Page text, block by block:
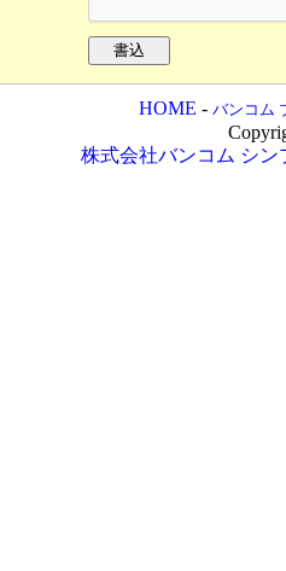
HOME - バンコム
株式会社バンコム シン